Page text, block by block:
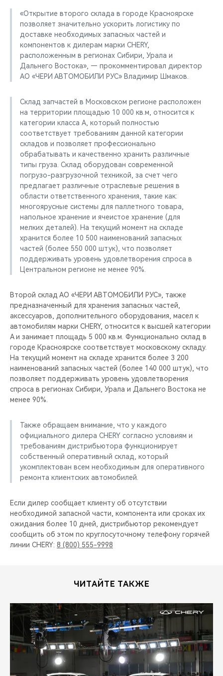
«Открытие второго склада в городе Красноярске
позволяет значительно ускорить логистику по
доставке необходимых запасных частей и
компонентов к дилерам марки CHERY,
расположенным в регионах Сибири, Урала и
Дальнего Востока», — прокомментировал директор
АО «ЧЕРИ АВТОМОБИЛИ РУС» Владимир Шмаков.
Склад запчастей в Московском регионе расположен
на территории площадью 10 000 кв.м, относится к
категории класса A, который полностью
соответствует требованиям данной категории
складов и позволяет профессионально
обрабатывать и качественно хранить различные
типы груза. Склад оборудован современной
погрузо-разгрузочной техникой, за счет чего
предлагает различные отраслевые решения в
области ответственного хранения, такие как:
многоярусные системы для паллетного товара,
напольное хранение и ячеистое хранение (для
мелких деталей). На текущий момент на складе
хранится более 10 500 наименований запасных
частей (более 550 000 штук), что позволяет
поддерживать уровень удовлетворения спроса в
Центральном регионе не менее 90%.
Второй склад АО «ЧЕРИ АВТОМОБИЛИ РУС», также
предназначенный для хранения запасных частей,
аксессуаров, дополнительного оборудования, масел к
автомобилям марки CHERY, относится к высшей категории
A и занимает площадь 5 000 кв.м. Функционально склад в
городе Красноярске соответствует московскому складу.
На текущий момент на складе хранится более 3 200
наименований запасных частей (более 140 000 штук), что
позволяет поддерживать уровень удовлетворения
спроса в регионах Сибири, Урала и Дальнего Востока не
менее 90%.
Также обращаем внимание, что у каждого
официального дилера CHERY согласно условиям и
требованиям дистрибьютора функционирует
собственный оперативный склад, который
укомплектован всем необходимым для оперативного
ремонта клиентских автомобилей.
Если дилер сообщает клиенту об отсутствии
необходимой запасной части, компонента или сроках их
ожидания более 10 дней, дистрибьютор рекомендует
сообщить об этом по круглосуточному телефону горячей
линии CHERY: 8 (800) 555-9998
ЧИТАЙТЕ ТАКЖЕ